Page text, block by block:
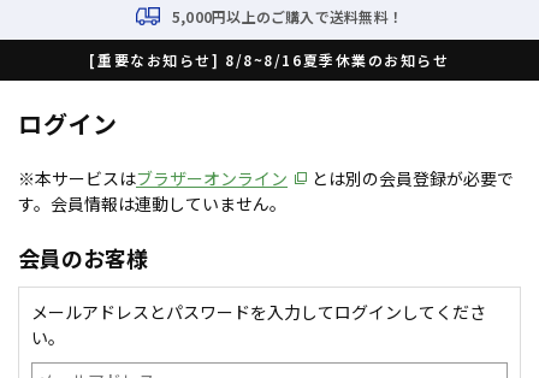
5,000円以上のご購入で送料無料！
[重要なお知らせ] 8/8~8/16夏季休業のお知らせ
ログイン
※本サービスはブラザーオンライン
とは別の会員登録が必要で
す。会員情報は連動していません。
会員のお客様
メールアドレスとパスワードを入力してログインしてくださ
い。